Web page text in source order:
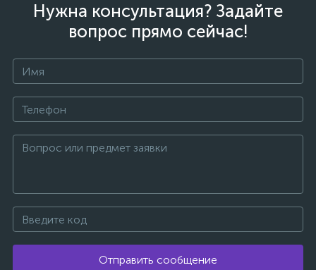
Нужна консультация? Задайте
вопрос прямо сейчас!
Отправить сообщение